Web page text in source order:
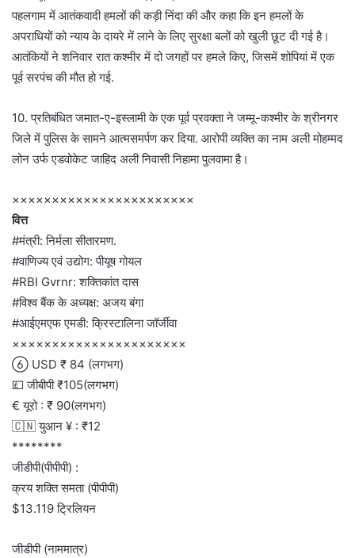
पहलगाम में आतंकवादी हमलों की कड़ी निंदा की और कहा कि इन हमलों के
अपराधियों को न्याय के दायरे में लाने के लिए सुरक्षा बलों को खुली छूट दी गई है।
आतंकियों ने शनिवार रात कश्मीर में दो जगहों पर हमले किए, जिसमें शोपियां में एक
पूर्व सरपंच की मौत हो गई.
10. प्रतिबंधित जमात-ए-इस्लामी के एक पूर्व प्रवक्ता ने जम्मू-कश्मीर के श्रीनगर
जिले में पुलिस के सामने आत्मसमर्पण कर दिया. आरोपी व्यक्ति का नाम अली मोहम्मद
लोन उर्फ ​​एडवोकेट जाहिद अली निवासी निहामा पुलवामा है।
×××××××××××××××××××××××
वित्त
#मंत्री: निर्मला सीतारमण.
#वाणिज्य एवं उद्योग: पीयूष गोयल
#RBI Gvrnr: शक्तिकांत दास
#विश्व बैंक के अध्यक्ष: अजय बंगा
#आईएमएफ एमडी: क्रिस्टालिना जॉर्जीवा
××××××××××××××××××××××
 USD ₹ 84 (लगभग)
💷 जीबीपी ₹105(लगभग)
€ यूरो : ₹ 90(लगभग)
🇨🇳 युआन ¥ : ₹12
********
जीडीपी(पीपीपी) :
क्रय शक्ति समता (पीपीपी)
$13.119 ट्रिलियन
जीडीपी (नाममात्र)